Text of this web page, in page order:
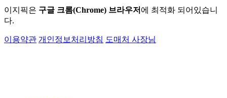
이지픽은 구글 크롬(Chrome) 브라우저 에 최적화 되어있습니
다.
이용약관 개인정보처리방침 도매처 사장님